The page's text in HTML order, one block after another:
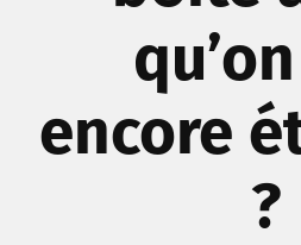
encore
?